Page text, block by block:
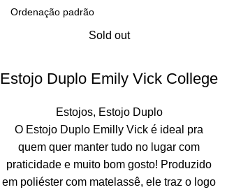
Sold out
Estojo Duplo Emily Vick College
Estojos, Estojo Duplo
O Estojo Duplo Emilly Vick é ideal pra
quem quer manter tudo no lugar com
praticidade e muito bom gosto! Produzido
em poliéster com matelassê, ele traz o logo